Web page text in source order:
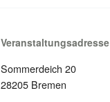
Veranstaltungsadresse
Sommerdeich 20
28205 Bremen